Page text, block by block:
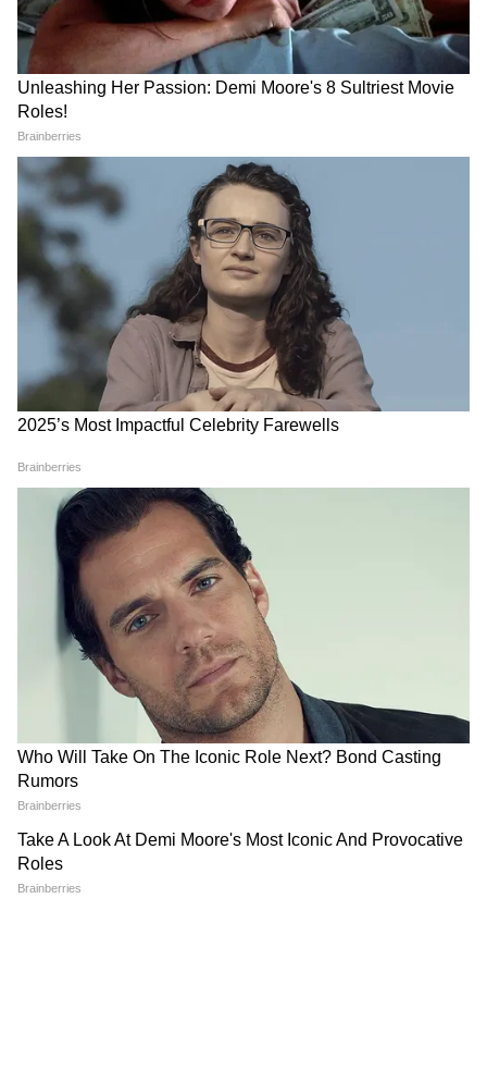
শুরু করলে আপনি ভালো আয়ের পাশাপাশি
সমাজে সম্মানজনক স্থান অর্জন করতে পারবেন।
5
9
সঠিক ব্যবসায়িক ধারণা অত্যন্ত গুরুত্বপূর্ণ
টাইলস তৈরির ব্যবসায় মোটামুটি কম বিনিয়োগেই
শুরু করা যায়।
Social Media
বিদ্যুৎ এবং পানির সংযোগসহ কমপক্ষে ২৫০
থেকে ৩০০ বর্গ গজ জমি প্রয়োজন
7